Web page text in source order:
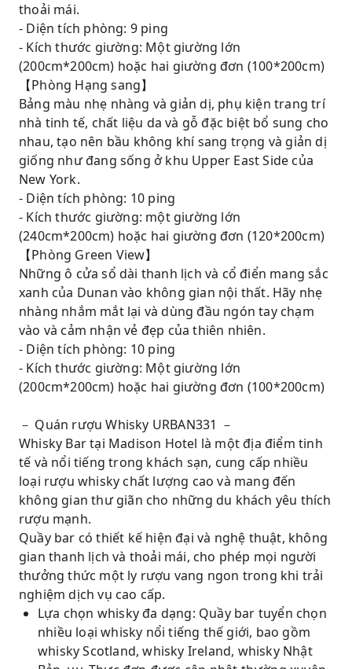
thoải mái.
- Diện tích phòng: 9 ping
- Kích thước giường: Một giường lớn
(200cm*200cm) hoặc hai giường đơn (100*200cm)
【Phòng Hạng sang】
Bảng màu nhẹ nhàng và giản dị, phụ kiện trang trí
nhà tinh tế, chất liệu da và gỗ đặc biệt bổ sung cho
nhau, tạo nên bầu không khí sang trọng và giản dị
giống như đang sống ở khu Upper East Side của
New York.
- Diện tích phòng: 10 ping
- Kích thước giường: một giường lớn
(240cm*200cm) hoặc hai giường đơn (120*200cm)
【Phòng Green View】
Những ô cửa sổ dài thanh lịch và cổ điển mang sắc
xanh của Dunan vào không gian nội thất. Hãy nhẹ
nhàng nhắm mắt lại và dùng đầu ngón tay chạm
vào và cảm nhận vẻ đẹp của thiên nhiên.
- Diện tích phòng: 10 ping
- Kích thước giường: Một giường lớn
(200cm*200cm) hoặc hai giường đơn (100*200cm)
－ Quán rượu Whisky URBAN331 －
Whisky Bar tại Madison Hotel là một địa điểm tinh
tế và nổi tiếng trong khách sạn, cung cấp nhiều
loại rượu whisky chất lượng cao và mang đến
không gian thư giãn cho những du khách yêu thích
rượu mạnh.
Quầy bar có thiết kế hiện đại và nghệ thuật, không
gian thanh lịch và thoải mái, cho phép mọi người
thưởng thức một ly rượu vang ngon trong khi trải
nghiệm dịch vụ cao cấp.
Lựa chọn whisky đa dạng: Quầy bar tuyển chọn
nhiều loại whisky nổi tiếng thế giới, bao gồm
whisky Scotland, whisky Ireland, whisky Nhật